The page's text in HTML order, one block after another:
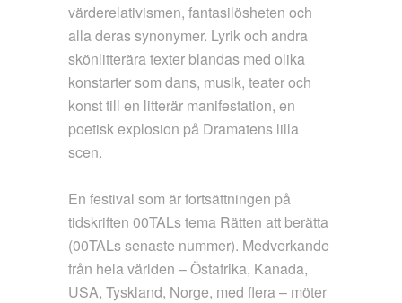
värderelativismen, fantasilösheten och
alla deras synonymer. Lyrik och andra
skönlitterära texter blandas med olika
konstarter som dans, musik, teater och
konst till en litterär manifestation, en
poetisk explosion på Dramatens lilla
scen.
En festival som är fortsättningen på
tidskriften 00TALs tema Rätten att berätta
(00TALs senaste nummer). Medverkande
från hela världen – Östafrika, Kanada,
USA, Tyskland, Norge, med flera – möter